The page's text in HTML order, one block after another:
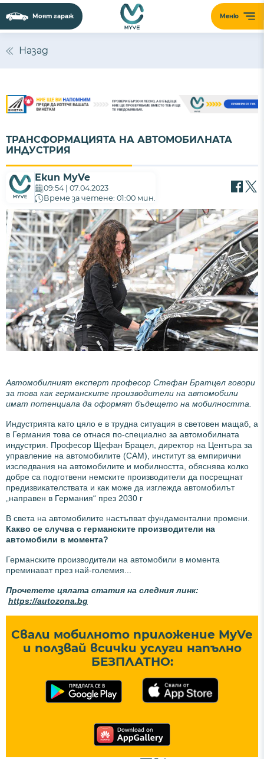
Меню
Моят гараж
Назад
ТРАНСФОРМАЦИЯТА НА АВТОМОБИЛНАТА
ИНДУСТРИЯ
Екип MyVe
09:54 | 07.04.2023
Време за четене: 01:00 мин.
Автомобилният експерт професор Стефан Братцел говори
за това как германските производители на автомобили
имат потенциала да оформят бъдещето на мобилността.
Индустрията като цяло е в трудна ситуация в световен мащаб, а
в Германия това се отнася по-специално за автомобилната
индустрия. Професор Щефан Брацел, директор на Центъра за
управление на автомобилите (CAM), институт за емпирични
изследвания на автомобилите и мобилността, обяснява колко
добре са подготвени немските производители да посрещнат
предизвикателствата и как може да изглежда автомобилът
„направен в Германия“ през 2030 г
В света на автомобилите настъпват фундаментални промени.
Какво се случва с германските производители на
автомобили в момента?
Германските производители на автомобили в момента
преминават през най-големия...
Прочетете цялата статия на следния линк:
https://autozona.bg
Свали мобилното приложение MyVe
и ползвай всички услуги напълно
БЕЗПЛАТНО: